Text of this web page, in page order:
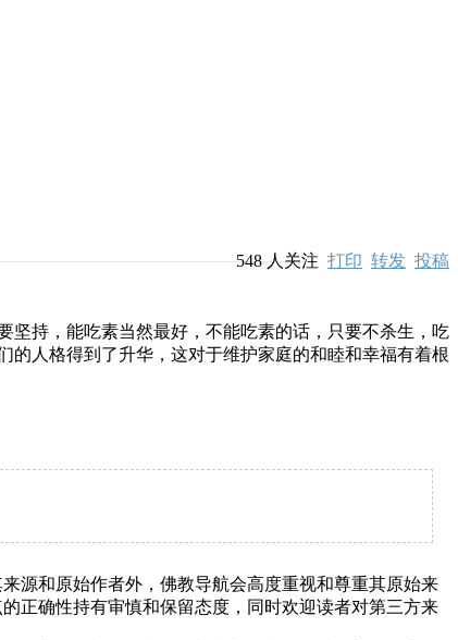
548人关注 打印 转发 投稿
坚持，能吃素当然最好，不能吃素的话，只要不杀生，吃
的人格得到了升华，这对于维护家庭的和睦和幸福有着根
源和原始作者外，佛教导航会高度重视和尊重其原始来
正确性持有审慎和保留态度，同时欢迎读者对第三方来